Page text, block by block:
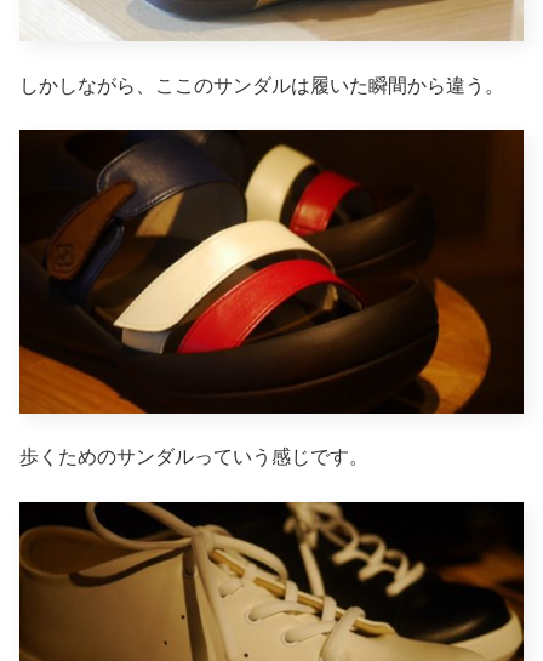
しかしながら、ここのサンダルは履いた瞬間から違う。
歩くためのサンダルっていう感じです。